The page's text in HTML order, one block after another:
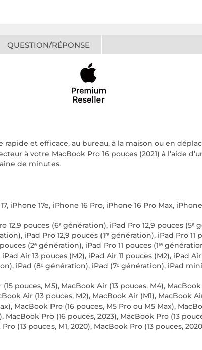
QUESTION/RÉPONSE
et efficace, au bureau, à la maison ou en
à votre MacBook Pro 16 pouces (2021) à l’aide
de minutes.︎
iPhone 17e, iPhone 16 Pro, iPhone 16 Pro Max,
12,9 pouces (6ᵉ génération), iPad Pro 12,9 pouces
iPad Pro 12,9 pouces (1ʳᵉ génération), iPad Pro 11
(2ᵉ génération), iPad Pro 11 pouces (1ʳᵉ
Air 13 pouces (M2), iPad Air 11 pouces (M2), iPad
iPad (8ᵉ génération), iPad (7ᵉ génération), iPad
pouces, M5), MacBook Air (13 pouces, M4),
Air (13 pouces, M2), MacBook Air (M1), MacBook
MacBook Pro (16 pouces, M5 Pro ou M5 Max),
Pro (16 pouces, 2023), MacBook Pro (13
(13 pouces, M1, 2020), MacBook Pro (13 pouces,